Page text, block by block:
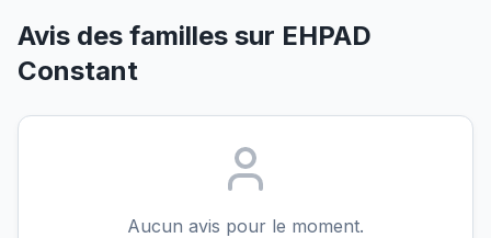
Avis des familles sur EHPAD
Constant
Aucun avis pour le moment.